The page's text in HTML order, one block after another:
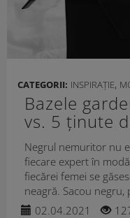
CATEGORII: INSPIRAȚIE,
Bazele
vs. 5 ținute
Negrul nemuritor nu
fiecare expert în
fiecărei femei se
neagră. Sacou negru,
02.04.2021